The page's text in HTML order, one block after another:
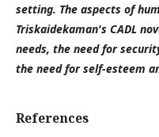
setting. The aspects of
Triskaidekaman's CADL
needs, the need for
the need for self-esteem
References